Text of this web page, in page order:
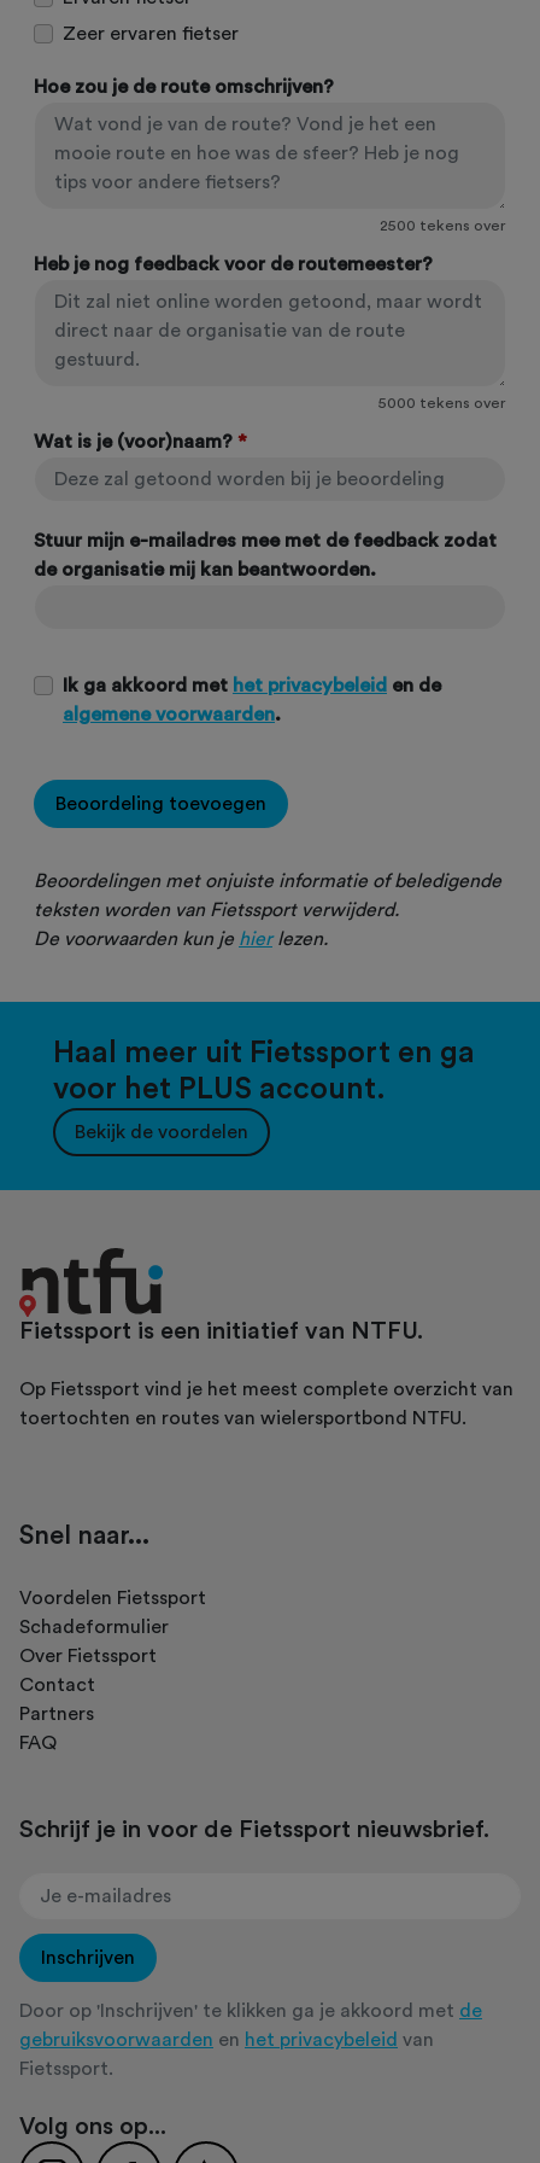
Zeer ervaren fietser
Hoe zou je de route omschrijven?
2500 tekens over
Heb je nog feedback voor de routemeester?
5000 tekens over
Wat is je (voor)naam? *
Stuur mijn e-mailadres mee met de feedback zodat
de organisatie mij kan beantwoorden.
Ik ga akkoord met het privacybeleid en de
algemene voorwaarden.
Beoordeling toevoegen
Beoordelingen met onjuiste informatie of beledigende
teksten worden van Fietssport verwijderd.
De voorwaarden kun je hierlezen.
Haal meer uit Fietssport en ga
voor het PLUS account.
Bekijk de voordelen
Fietssport is een initiatief van NTFU.
Op Fietssport vind je het meest complete overzicht van
toertochten en routes van wielersportbond NTFU.
Snel naar...
Voordelen Fietssport
Schadeformulier
Over Fietssport
Contact
Partners
FAQ
Schrijf je in voor de Fietssport nieuwsbrief.
Inschrijven
Door op 'Inschrijven' te klikken ga je akkoord met de
gebruiksvoorwaarden en het privacybeleid van
Fietssport.
Volg ons op...